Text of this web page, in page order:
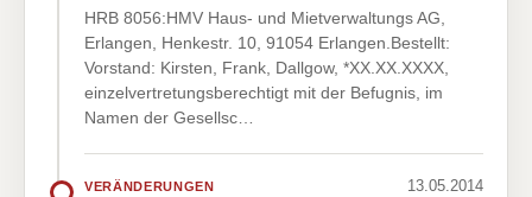
HRB 8056:HMV Haus- und Mietverwaltungs AG,
Erlangen, Henkestr. 10, 91054 Erlangen.Bestellt:
Vorstand: Kirsten, Frank, Dallgow, *XX.XX.XXXX,
einzelvertretungsberechtigt mit der Befugnis, im
Namen der Gesellsc…
VERÄNDERUNGEN 13.05.2014